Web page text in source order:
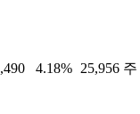
4.18% 25,956 주